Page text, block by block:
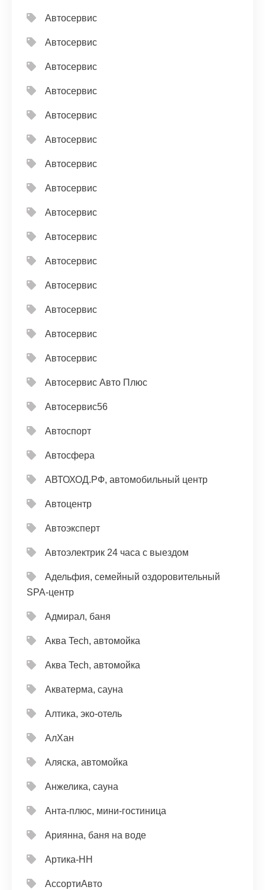
Автосервис
Автосервис
Автосервис
Автосервис
Автосервис
Автосервис
Автосервис
Автосервис
Автосервис
Автосервис
Автосервис
Автосервис
Автосервис
Автосервис
Автосервис
Автосервис Авто Плюс
Автосервис56
Автоспорт
Автосфера
АВТОХОД.РФ, автомобильный центр
Автоцентр
Автоэксперт
Автоэлектрик 24 часа с выездом
Адельфия, семейный оздоровительный
SPA-центр
Адмирал, баня
Аква Tech, автомойка
Аква Tech, автомойка
Акватерма, сауна
Алтика, эко-отель
АлХан
Аляска, автомойка
Анжелика, сауна
Анта-плюс, мини-гостиница
Ариянна, баня на воде
Артика-НН
АссортиАвто